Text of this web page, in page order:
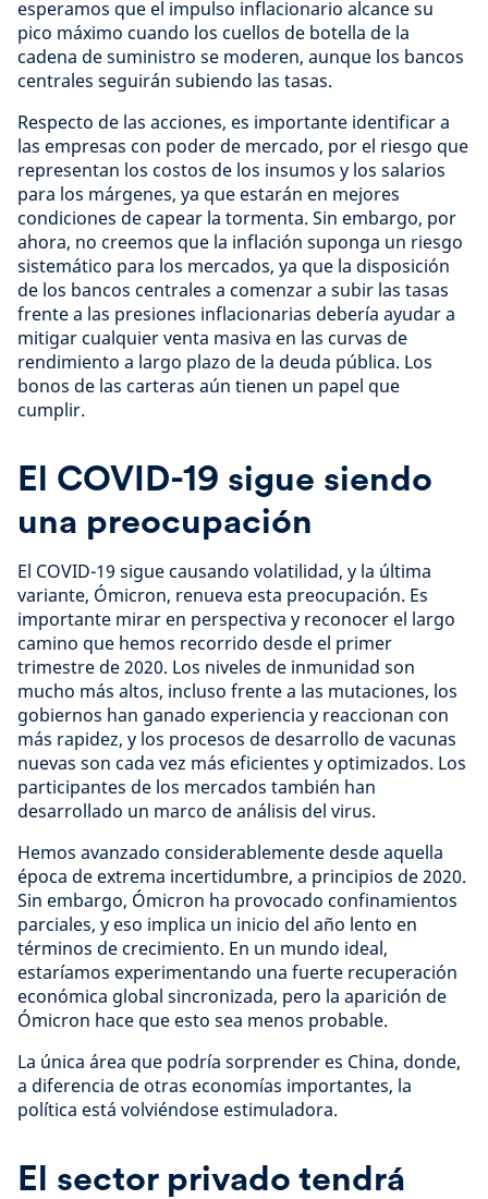
esperamos que el impulso inflacionario alcance su
pico máximo cuando los cuellos de botella de la
cadena de suministro se moderen, aunque los bancos
centrales seguirán subiendo las tasas.
Respecto de las acciones, es importante identificar a
las empresas con poder de mercado, por el riesgo que
representan los costos de los insumos y los salarios
para los márgenes, ya que estarán en mejores
condiciones de capear la tormenta. Sin embargo, por
ahora, no creemos que la inflación suponga un riesgo
sistemático para los mercados, ya que la disposición
de los bancos centrales a comenzar a subir las tasas
frente a las presiones inflacionarias debería ayudar a
mitigar cualquier venta masiva en las curvas de
rendimiento a largo plazo de la deuda pública. Los
bonos de las carteras aún tienen un papel que
cumplir.
El COVID-19 sigue siendo
una preocupación
El COVID-19 sigue causando volatilidad, y la última
variante, Ómicron, renueva esta preocupación. Es
importante mirar en perspectiva y reconocer el largo
camino que hemos recorrido desde el primer
trimestre de 2020. Los niveles de inmunidad son
mucho más altos, incluso frente a las mutaciones, los
gobiernos han ganado experiencia y reaccionan con
más rapidez, y los procesos de desarrollo de vacunas
nuevas son cada vez más eficientes y optimizados. Los
participantes de los mercados también han
desarrollado un marco de análisis del virus.
Hemos avanzado considerablemente desde aquella
época de extrema incertidumbre, a principios de 2020.
Sin embargo, Ómicron ha provocado confinamientos
parciales, y eso implica un inicio del año lento en
términos de crecimiento. En un mundo ideal,
estaríamos experimentando una fuerte recuperación
económica global sincronizada, pero la aparición de
Ómicron hace que esto sea menos probable.
La única área que podría sorprender es China, donde,
a diferencia de otras economías importantes, la
política está volviéndose estimuladora.
El sector privado tendrá